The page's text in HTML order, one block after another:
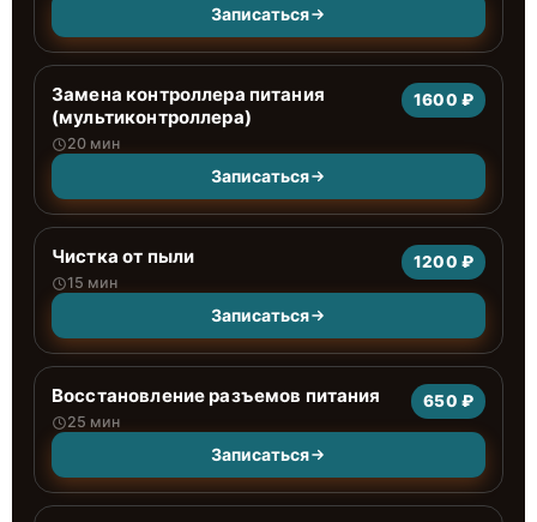
Записаться
Замена контроллера питания
(мультиконтроллера)
20 мин
1600 ₽
Записаться
Чистка от пыли
15 мин
1200 ₽
Записаться
Восстановление разъемов питания
25 мин
650 ₽
Записаться